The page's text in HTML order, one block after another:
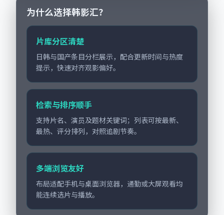
为什么选择韩影汇？
片库分区清楚
日韩与国产条目分栏展示，配合更新时间与热度
提示，快速对齐观影偏好。
检索与排序顺手
支持片名、演员及题材关键词；列表可按最新、
最热、评分排列，对照追剧节奏。
多端浏览友好
布局适配手机与桌面浏览器，通勤或大屏观看均
能连续选片与播放。